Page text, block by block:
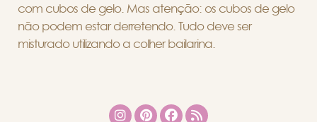
com cubos de gelo. Mas atenção: os cubos de gelo
não podem estar derretendo. Tudo deve ser
misturado utilizando a colher bailarina.